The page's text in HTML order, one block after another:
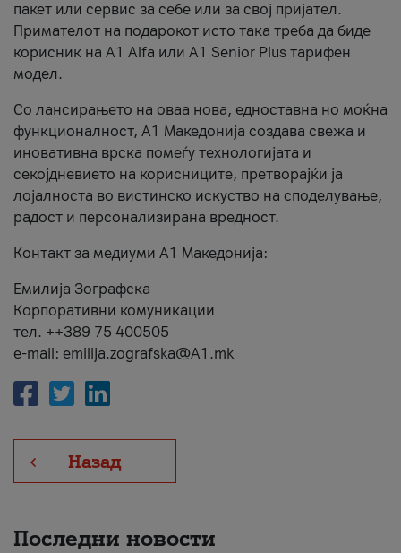
пакет или сервис за себе или за свој пријател.
Примателот на подарокот исто така треба да биде
корисник на А1 Alfa или A1 Senior Plus тарифен
модел.
Со лансирањето на оваа нова, едноставна но моќна
функционалност, А1 Македонија создава свежа и
иновативна врска помеѓу технологијата и
секојдневието на корисниците, претворајќи ја
лојалноста во вистинско искуство на споделување,
радост и персонализирана вредност.
Контакт за медиуми А1 Македонија:
Емилија Зографска
Корпоративни комуникации
тел. ++389 75 400505
e-mail: emilija.zografska@A1.mk
Назад
Последни новости